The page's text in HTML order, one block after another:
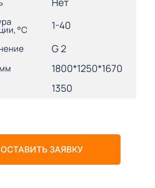
°С 1-40
G 2
1800*1250*1670
1350
ОСТАВИТЬ ЗАЯВКУ